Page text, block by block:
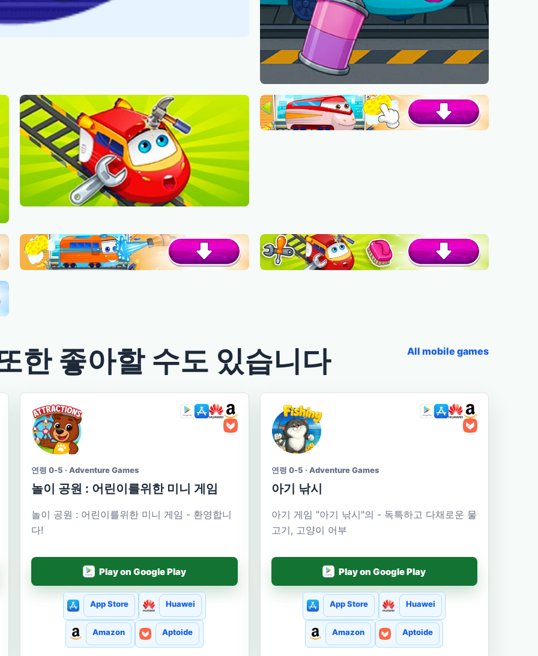
한 좋아할 수도 있습니다 All mobile games
연령 0-5 · Adventure Games
놀이 공원 : 어린이를위한 미니 게임
놀이 공원 : 어린이를위한 미니 게임 - 환영합니
다!
Play on Google Play
App Store Huawei
Amazon Aptoide
연령 0-5 · Adventure Games
아기 낚시
아기 게임 "아기 낚시"의 - 독특하고 다채로운 물
고기, 고양이 어부
Play on Google Play
App Store Huawei
Amazon Aptoide